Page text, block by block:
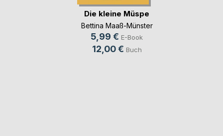
Die kleine Müspe
Bettina Maaß-Münster
5,99 € E-Book
12,00 € Buch